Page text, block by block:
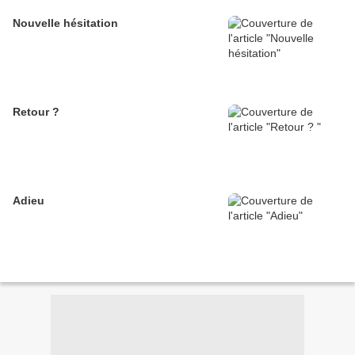
Nouvelle hésitation
Retour ?
Adieu